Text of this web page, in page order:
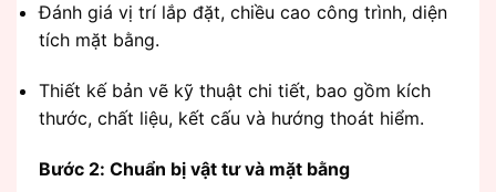
Đánh giá vị trí lắp đặt, chiều cao công trình, diện
tích mặt bằng.
Thiết kế bản vẽ kỹ thuật chi tiết, bao gồm kích
thước, chất liệu, kết cấu và hướng thoát hiểm.
Bước 2: Chuẩn bị vật tư và mặt bằng